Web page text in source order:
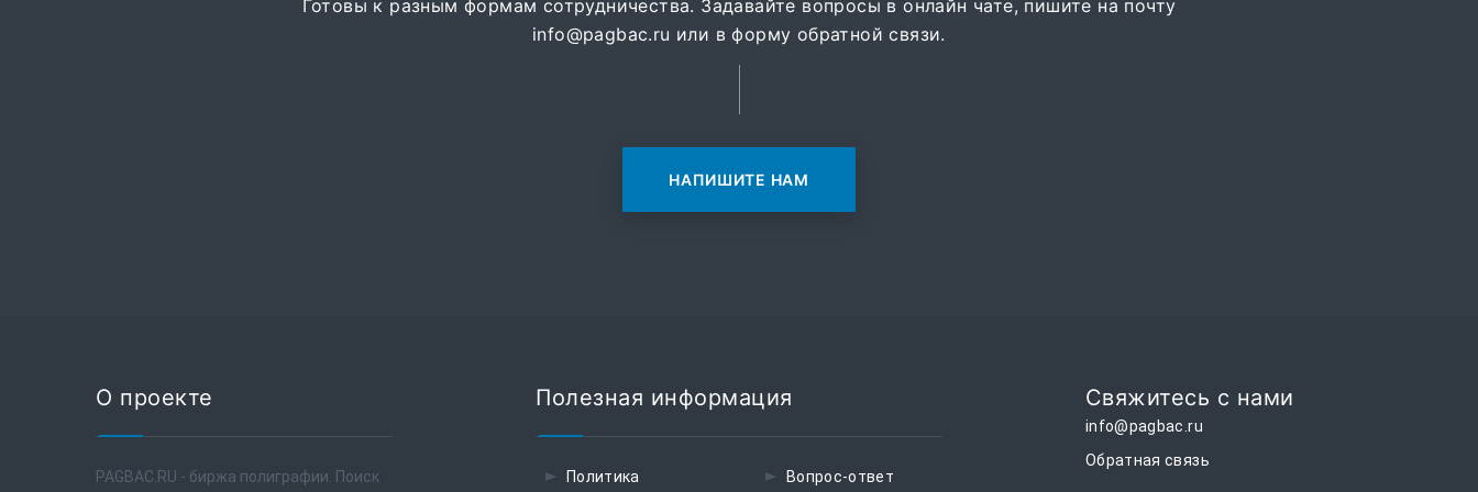
Готовы к разным формам сотрудничества. Задавайте вопросы в онлайн чате, пишите на почту
info@pagbac.ru или в форму обратной связи.
НАПИШИТЕ НАМ
О проекте
PAGBAC.RU - биржа полиграфии. Поиск
Полезная информация
Политика Вопрос-ответ
Свяжитесь с нами
info@pagbac.ru
Обратная связь